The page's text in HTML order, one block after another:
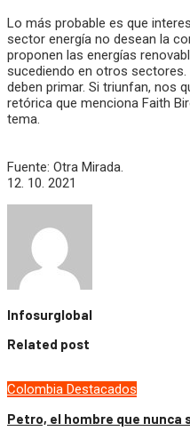
Lo más probable es que
sector energía no desean la
proponen las energías
sucediendo en otros
deben primar. Si triunfan, nos
retórica que menciona Faith
tema.
Fuente: Otra Mirada.
12. 10. 2021
Infosurglobal
Related post
Colombia Destacados
Petro, el hombre que nunca